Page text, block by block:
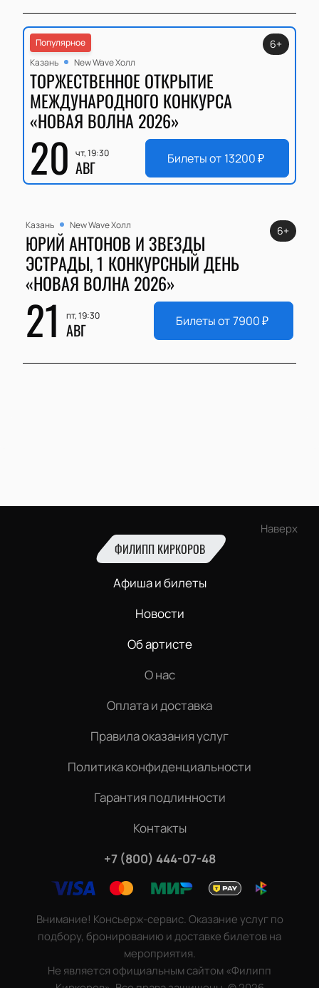
Популярное
Казань
New Wave Холл
ТОРЖЕСТВЕННОЕ ОТКРЫТИЕ
МЕЖДУНАРОДНОГО КОНКУРСА
«НОВАЯ ВОЛНА 2026»
20 чт, 19:30
АВГ
6+
Билеты от 13200₽
Казань New Wave Холл
ЮРИЙ АНТОНОВ И ЗВЕЗДЫ
ЭСТРАДЫ, 1 КОНКУРСНЫЙ ДЕНЬ
«НОВАЯ ВОЛНА 2026»
21 пт, 19:30
АВГ
6+
Билеты от7900₽
Наверх
ФИЛИПП КИРКОРОВ
Афиша и билеты
Новости
Об артисте
О нас
Оплата и доставка
Правила оказания услуг
Политика конфиденциальности
Гарантия подлинности
Контакты
+7 (800) 444-07-48
Внимание! Консьерж-сервис. Оказание услуг по
подбору, бронированию и доставке билетов на
мероприятия.
Не является официальным сайтом «Филипп